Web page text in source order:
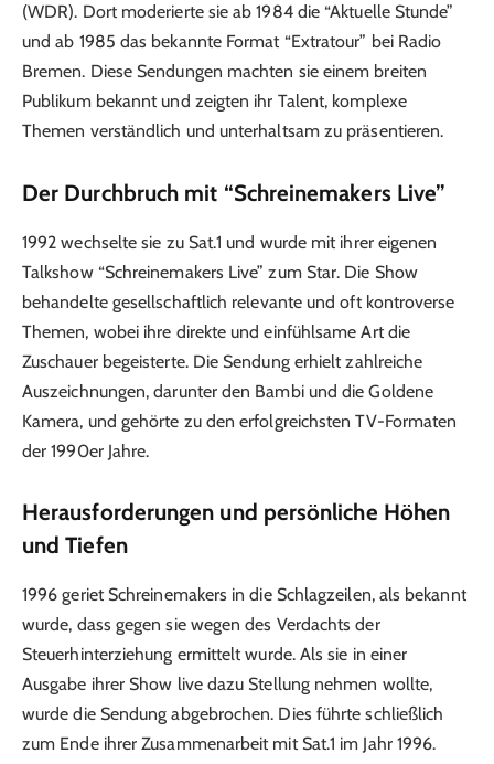
(WDR). Dort moderierte sie ab 1984 die “Aktuelle Stunde”
und ab 1985 das bekannte Format “Extratour” bei Radio
Bremen. Diese Sendungen machten sie einem breiten
Publikum bekannt und zeigten ihr Talent, komplexe
Themen verständlich und unterhaltsam zu präsentieren.
Der Durchbruch mit “Schreinemakers Live”
1992 wechselte sie zu Sat.1 und wurde mit ihrer eigenen
Talkshow “Schreinemakers Live” zum Star. Die Show
behandelte gesellschaftlich relevante und oft kontroverse
Themen, wobei ihre direkte und einfühlsame Art die
Zuschauer begeisterte. Die Sendung erhielt zahlreiche
Auszeichnungen, darunter den Bambi und die Goldene
Kamera, und gehörte zu den erfolgreichsten TV-Formaten
der 1990er Jahre.
Herausforderungen und persönliche Höhen
und Tiefen
1996 geriet Schreinemakers in die Schlagzeilen, als bekannt
wurde, dass gegen sie wegen des Verdachts der
Steuerhinterziehung ermittelt wurde. Als sie in einer
Ausgabe ihrer Show live dazu Stellung nehmen wollte,
wurde die Sendung abgebrochen. Dies führte schließlich
zum Ende ihrer Zusammenarbeit mit Sat.1 im Jahr 1996.